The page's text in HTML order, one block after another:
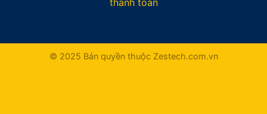
thanh toán
© 2025 Bản quyền thuộc Zestech.com.vn